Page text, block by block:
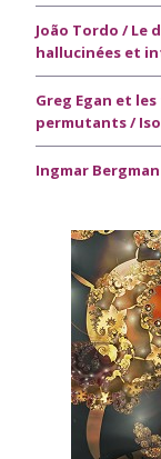
João Tordo / Le
hallucinées et
Greg Egan et
permutants /
Ingmar